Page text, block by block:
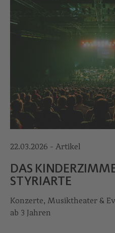
22.03.2026 - Artikel
DAS
STYRIARTE
Konzerte, Musiktheater &
ab 3 Jahren